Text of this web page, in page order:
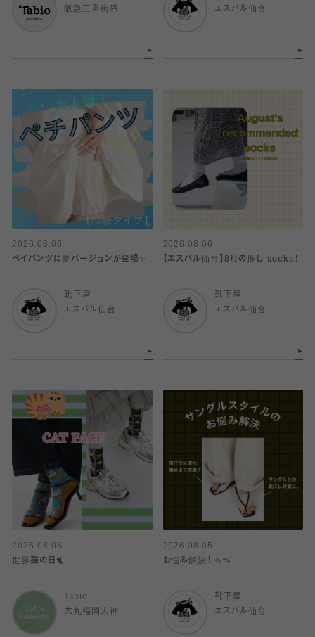
阪急三番街店
エスパル仙台
2026.08.06
ペイパンツに夏バージョンが登場✨
靴下屋
エスパル仙台
2026.08.06
【エスパル仙台】8月の推し socks！
靴下屋
エスパル仙台
2026.08.06
世界猫の日🐈
Tabio
大丸福岡天神
2026.08.05
お悩み解決！🩴👡
靴下屋
エスパル仙台